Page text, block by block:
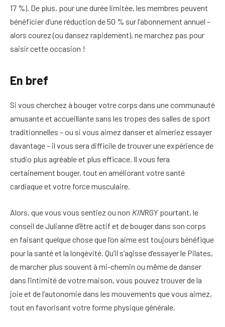
17 %). De plus, pour une durée limitée, les membres peuvent
bénéficier d’une réduction de 50 % sur l’abonnement annuel –
alors courez (ou dansez rapidement), ne marchez pas pour
saisir cette occasion !
En bref
Si vous cherchez à bouger votre corps dans une communauté
amusante et accueillante sans les tropes des salles de sport
traditionnelles – ou si vous aimez danser et aimeriez essayer
davantage – il vous sera difficile de trouver une expérience de
studio plus agréable et plus efficace. Il vous fera
certainement bouger, tout en améliorant votre santé
cardiaque et votre force musculaire.
Alors, que vous vous sentiez ou non KINRGY pourtant, le
conseil de Julianne d’être actif et de bouger dans son corps
en faisant quelque chose que l’on aime est toujours bénéfique
pour la santé et la longévité. Qu’il s’agisse d’essayer le Pilates,
de marcher plus souvent à mi-chemin ou même de danser
dans l’intimité de votre maison, vous pouvez trouver de la
joie et de l’autonomie dans les mouvements que vous aimez,
tout en favorisant votre forme physique générale.